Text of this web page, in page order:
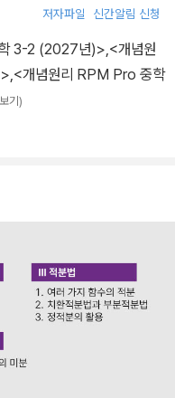
저자파일 신간알림 신청
3-2 (2027년)>,<개념원
,<개념원리 RPM Pro 중학
기)